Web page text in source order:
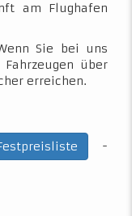
am Flughafen
Sie bei uns
über
erreichen.
-